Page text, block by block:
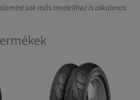
sok más modellhez is alkalmas.